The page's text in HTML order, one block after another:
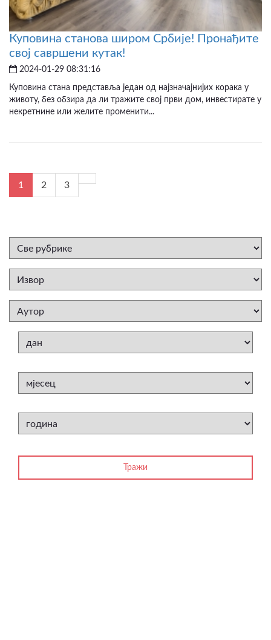
Куповина станова широм Србије! Пронађите
свој савршени кутак!
2024-01-29 08:31:16
Куповина стана представља један од најзначајнијих корака у
животу, без обзира да ли тражите свој први дом, инвестирате у
некретнине или желите променити...
1 2 3